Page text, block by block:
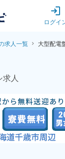
ログイ
求人一覧 大型配電
のアー
求人